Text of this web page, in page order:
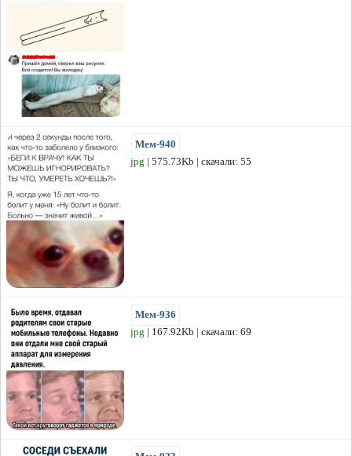
Мем-940
jpg | 575.73Kb | скачали: 55
Мем-936
jpg | 167.92Kb | скачали: 69